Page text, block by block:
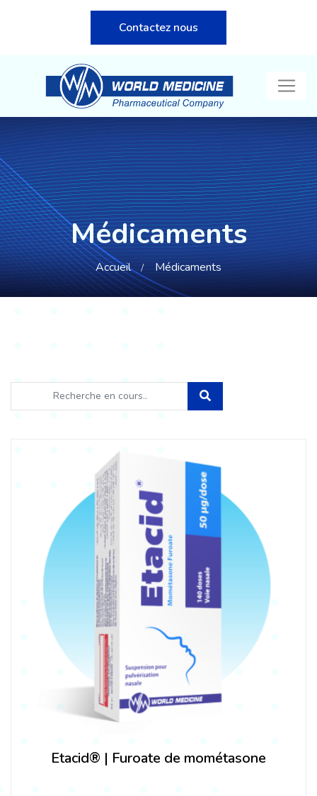
Contactez nous
Médicaments
Accueil Médicaments
Etacid® | Furoate de mométasone